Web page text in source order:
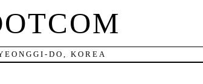
DO, KOREA